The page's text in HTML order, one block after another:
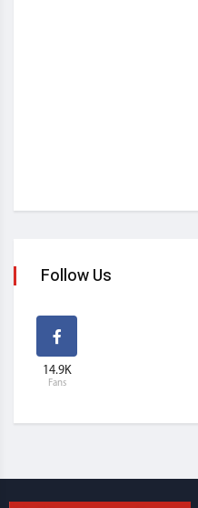
Follow Us
14.9K
Fans